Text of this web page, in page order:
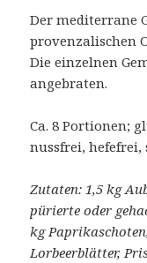
Der mediterrane
provenzalischen
Die einzelnen
angebraten.
Ca. 8 Portionen;
nussfrei,
Zutaten: 1,5 kg
pürierte oder
kg
Lorbeerblätter,